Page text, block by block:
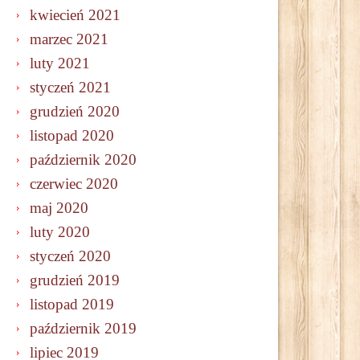
kwiecień 2021
marzec 2021
luty 2021
styczeń 2021
grudzień 2020
listopad 2020
październik 2020
czerwiec 2020
maj 2020
luty 2020
styczeń 2020
grudzień 2019
listopad 2019
październik 2019
lipiec 2019